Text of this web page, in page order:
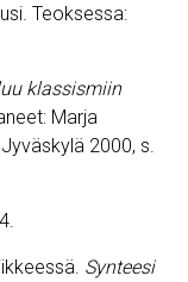
Teoksessa:
klassismiin
Marja
2000, s.
Synteesi